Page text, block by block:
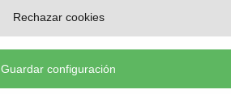
Rechazar cookies
Guardar configuración